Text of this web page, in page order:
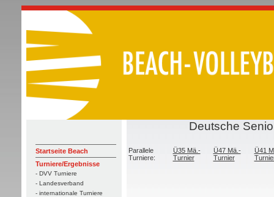
Startseite Beach
Turniere/Ergebnisse
- DVV Turniere
- Landesverband
- internationale Turniere
Deutsche
Parallele
Turniere:
Ü35 Mä.-
Turnier
Ü47 Mä.-
Turnier
Ü41